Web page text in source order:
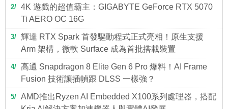
2
4K 遊戲的超值霸主：GIGABYTE GeForce RTX 5070
Ti AERO OC 16G
3
輝達 RTX Spark 首發驅動程式正式亮相！原生支援
Arm 架構，微軟 Surface 成為首批搭載裝置
4
高通 Snapdragon 8 Elite Gen 6 Pro 爆料！AI Frame
Fusion 技術讓插幀跟 DLSS 一樣強？
5
AMD推出Ryzen AI Embedded X100系列處理器，搭配